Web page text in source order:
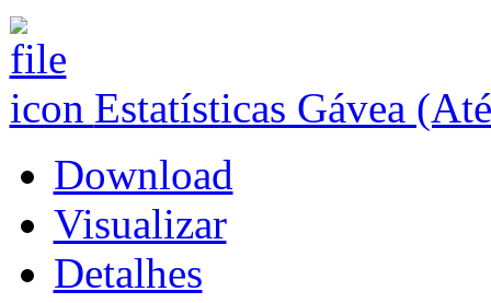
Estatísticas Gávea
Download
Visualizar
Detalhes